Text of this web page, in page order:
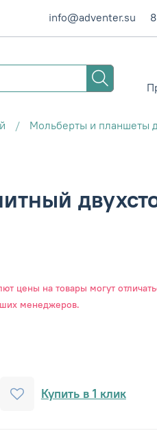
info@adventer.su
Мольберты и планшеты
цены на товары могут
менеджеров.
Купить в 1 клик